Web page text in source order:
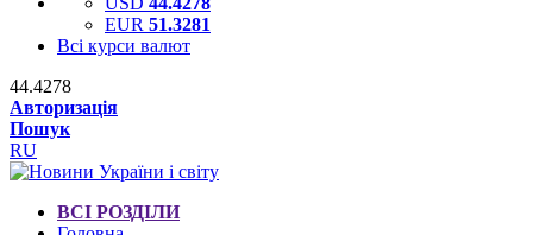
EUR 51.3281
Всі курси валют
44.4278
Авторизація
Пошук
RU
ВСІ РОЗДІЛИ